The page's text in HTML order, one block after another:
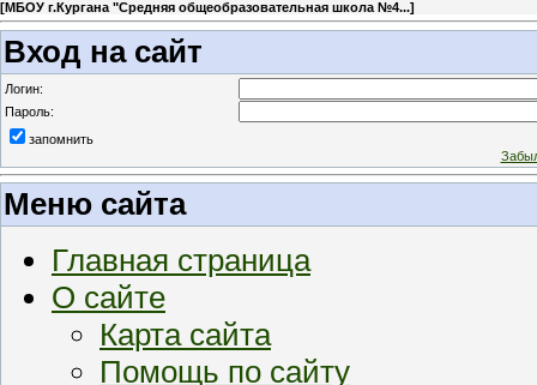
[МБОУ г.Кургана "Средняя общеобразовательная школа №4...]
Вход на сайт
Логин:
Пароль:
запомнить
Меню сайта
Главная страница
О сайте
Карта сайта
Помощь по сайту